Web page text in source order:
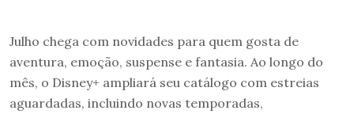
Julho chega com novidades para quem gosta de
aventura, emoção, suspense e fantasia. Ao longo do
mês, o Disney+ ampliará seu catálogo com estreias
aguardadas, incluindo novas temporadas,